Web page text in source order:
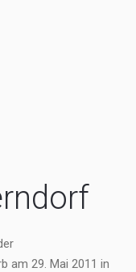
am 29. Mai 2011 in